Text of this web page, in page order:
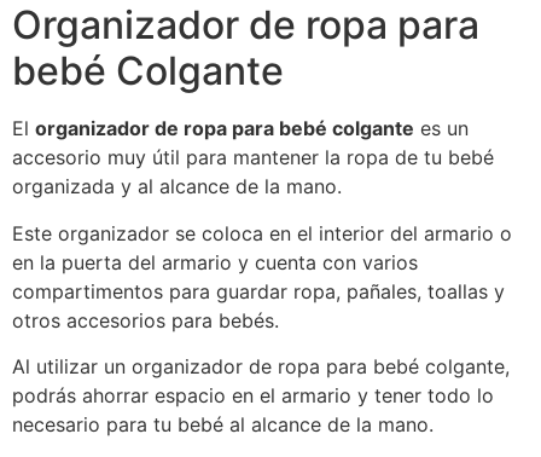
Organizador de ropa para
bebé Colgante
El organizador de ropa para bebé colgante es un
accesorio muy útil para mantener la ropa de tu bebé
organizada y al alcance de la mano.
Este organizador se coloca en el interior del armario o
en la puerta del armario y cuenta con varios
compartimentos para guardar ropa, pañales, toallas y
otros accesorios para bebés.
Al utilizar un organizador de ropa para bebé colgante,
podrás ahorrar espacio en el armario y tener todo lo
necesario para tu bebé al alcance de la mano.